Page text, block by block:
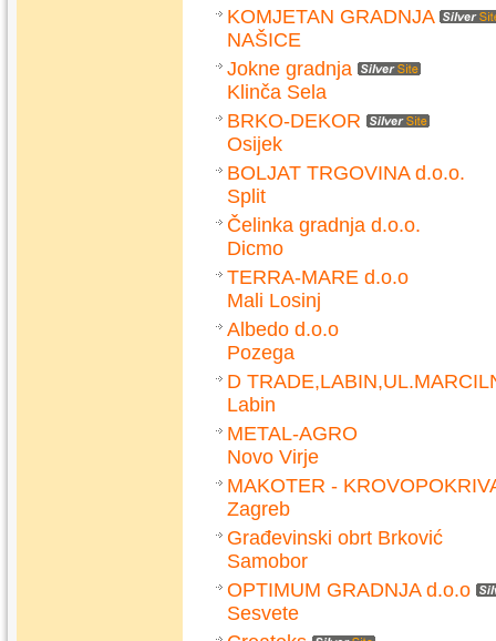
KOMJETAN GRADNJA
NAŠICE
Jokne gradnja
Klinča Sela
BRKO-DEKOR
Osijek
BOLJAT TRGOVINA d.o.o.
Split
Čelinka gradnja d.o.o.
Dicmo
TERRA-MARE d.o.o
Mali Losinj
Albedo d.o.o
Pozega
D
Labin
METAL-AGRO
Novo Virje
MAKOTER -
Zagreb
Građevinski obrt Brković
Samobor
OPTIMUM GRADNJA d.o.o
Sesvete